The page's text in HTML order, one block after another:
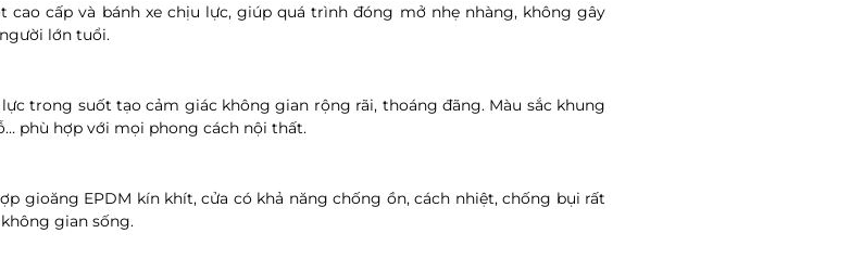
cấp và bánh xe chịu lực, giúp quá trình đóng mở nhẹ nhàng, không gây
lớn tuổi.
trong suốt tạo cảm giác không gian rộng rãi, thoáng đãng. Màu sắc khung
phù hợp với mọi phong cách nội thất.
gioăng EPDM kín khít, cửa có khả năng chống ồn, cách nhiệt, chống bụi rất
gian sống.